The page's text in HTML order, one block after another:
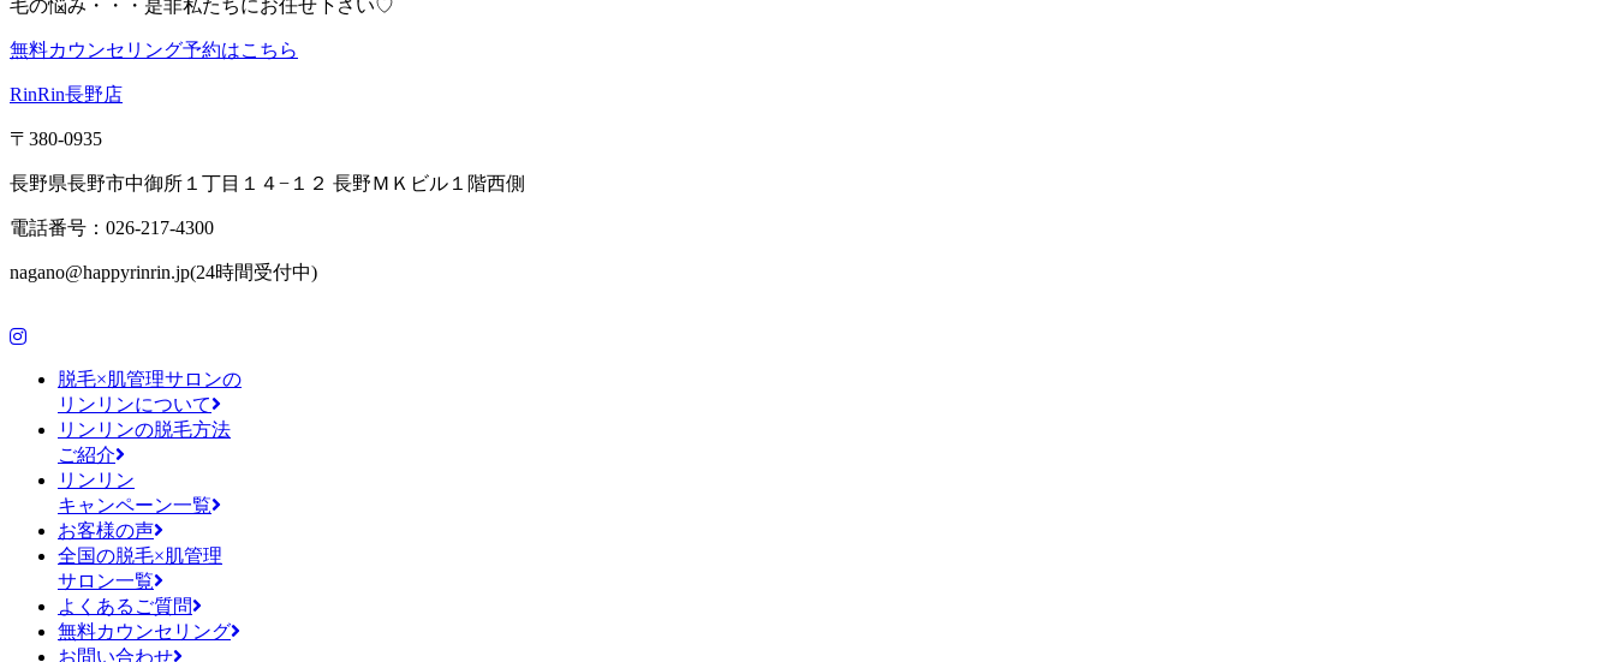
毛の悩み・・・是非私たちにお任せ下さい♡
無料カウンセリング予約はこちら
RinRin長野店
〒380-0935
長野県長野市中御所１丁目１４−１２ 長野ＭＫビル１階西側
電話番号：026-217-4300
nagano@happyrinrin.jp(24時間受付中)
脱毛×肌管理サロンの
リンリンについて
リンリンの脱毛方法
ご紹介
リンリン
キャンペーン一覧
お客様の声
全国の脱毛×肌管理
サロン一覧
よくあるご質問
無料カウンセリング
お問い合わせ